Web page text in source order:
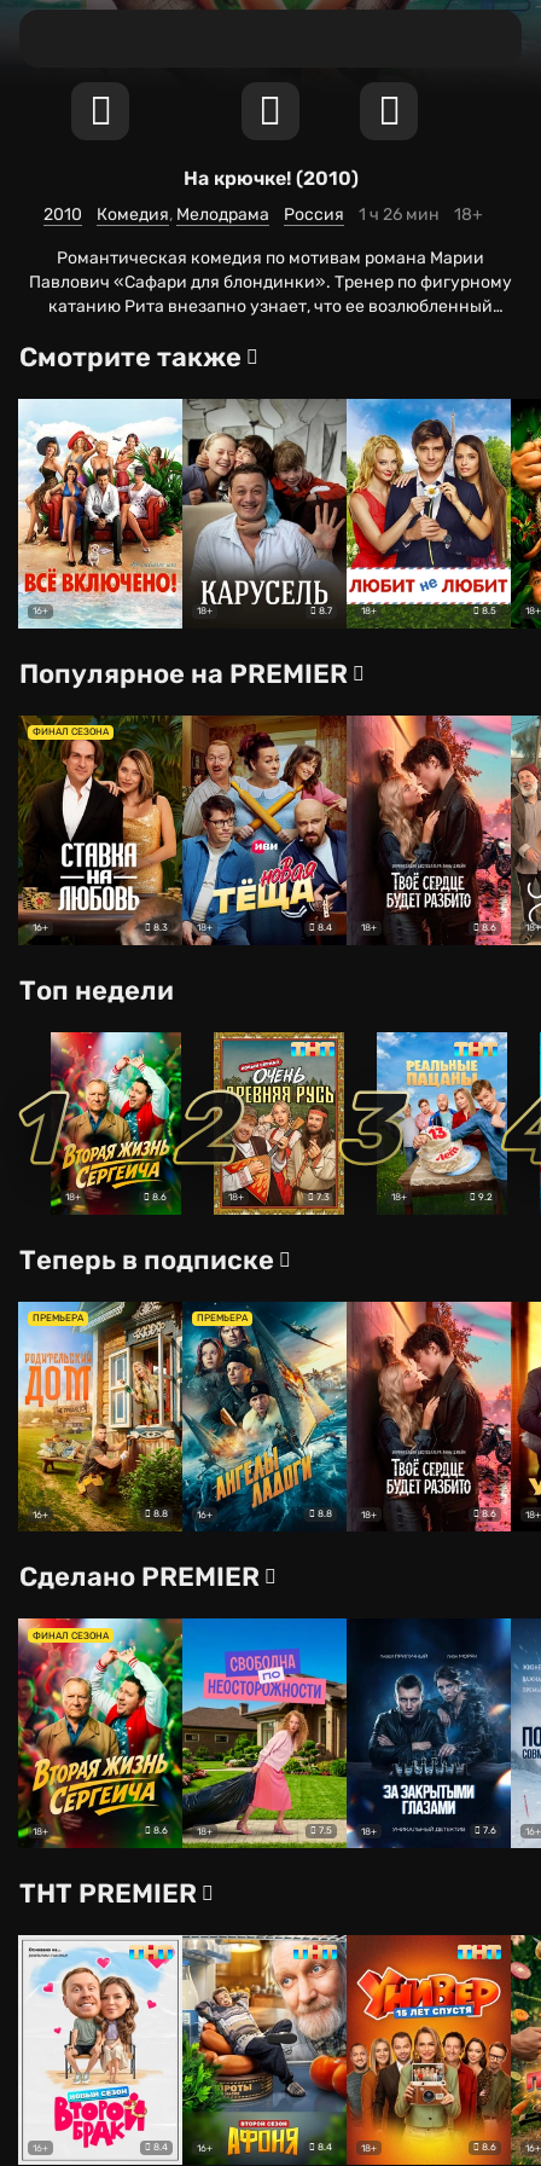
2010 Комедия Мелодрама Россия 1 ч 26 мин 18+
На крючке! (2010)
Романтическая комедия по мотивам романа Марии
Павлович «Сафари для блондинки». Тренер по фигурному
катанию Рита внезапно узнает, что ее возлюбленный
предпринимателя Власова. Чтобы расквитаться с неверным
женихом, она решает соблазнить богача. Однако девушка
оказывается перед серьезной проблемой: никто не знает,
как же выглядит загадочный Власов. Выяснив, что мужчина
увлекается дайвингом и нередко отдыхает в Таиланде, Рита
заручается поддержкой журналиста Кости и отправляется
на остров Тао.
Смотрите также
16+ 18+ 8.7 18+ 8.5 18+
Популярное на PREMIER
16+ 8.3
ФИНАЛ СЕЗОНА
18+ 8.4 18+ 8.6 18+
Топ недели
1
18+ 8.6
2
18+ 7.3
3
18+ 9.2
Теперь в подписке
16+ 8.8
ПРЕМЬЕРА
16+ 8.8
ПРЕМЬЕРА
18+ 8.6 18+
Сделано PREMIER
18+ 8.6
ФИНАЛ СЕЗОНА
18+ 7.5 18+ 7.6 16+
ТНТ PREMIER
16+ 8.4 16+ 8.4 18+ 8.6 16+